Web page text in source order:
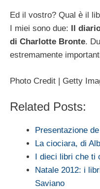
Ed il vostro? Qual è il
I miei sono due:
Il
di Charlotte Bronte.
estremamente
Photo Credit | Getty
Related Posts:
Presentazione
La ciociara, di
I dieci libri che
Natale 2012: i
Saviano